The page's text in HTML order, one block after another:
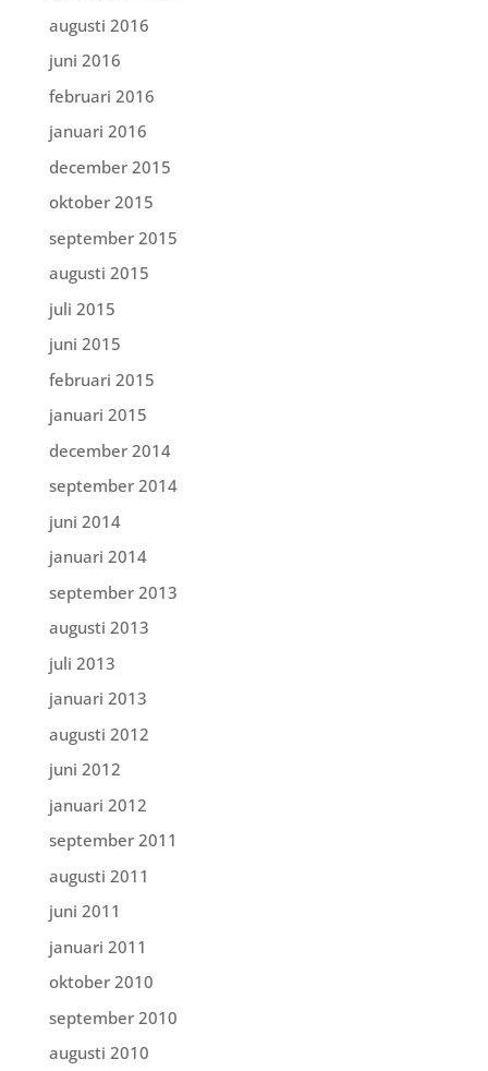
augusti 2016
juni 2016
februari 2016
januari 2016
december 2015
oktober 2015
september 2015
augusti 2015
juli 2015
juni 2015
februari 2015
januari 2015
december 2014
september 2014
juni 2014
januari 2014
september 2013
augusti 2013
juli 2013
januari 2013
augusti 2012
juni 2012
januari 2012
september 2011
augusti 2011
juni 2011
januari 2011
oktober 2010
september 2010
augusti 2010